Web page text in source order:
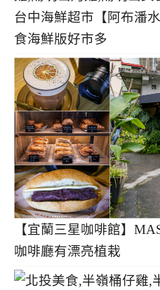
台中海鮮超市【阿布潘
食海鮮版好市多
【宜蘭三星咖啡館】
咖啡廳有漂亮植栽